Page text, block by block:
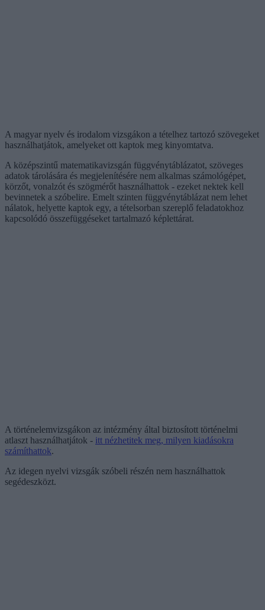
A magyar nyelv és irodalom vizsgákon a tételhez tartozó szövegeket
használhatjátok, amelyeket ott kaptok meg kinyomtatva.
A középszintű matematikavizsgán függvénytáblázatot, szöveges
adatok tárolására és megjelenítésére nem alkalmas számológépet,
körzőt, vonalzót és szögmérőt használhattok - ezeket nektek kell
bevinnetek a szóbelire. Emelt szinten függvénytáblázat nem lehet
nálatok, helyette kaptok egy, a tételsorban szereplő feladatokhoz
kapcsolódó összefüggéseket tartalmazó képlettárat.
A történelemvizsgákon az intézmény által biztosított történelmi
atlaszt használhatjátok - itt nézhetitek meg, milyen kiadásokra
számíthattok.
Az idegen nyelvi vizsgák szóbeli részén nem használhattok
segédeszközt.